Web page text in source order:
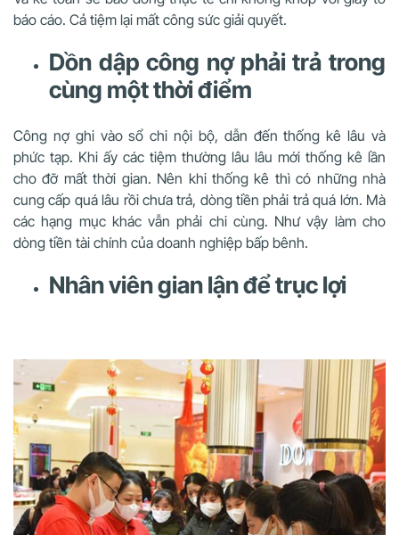
báo cáo. Cả tiệm lại mất công sức giải quyết.
Dồn dập công nợ phải trả trong
cùng một thời điểm
Công nợ ghi vào sổ chi nội bộ, dẫn đến thống kê lâu và
phức tạp. Khi ấy các tiệm thường lâu lâu mới thống kê lần
cho đỡ mất thời gian. Nên khi thống kê thì có những nhà
cung cấp quá lâu rồi chưa trả, dòng tiền phải trả quá lớn. Mà
các hạng mục khác vẫn phải chi cùng. Như vậy làm cho
dòng tiền tài chính của doanh nghiệp bấp bênh.
Nhân viên gian lận để trục lợi